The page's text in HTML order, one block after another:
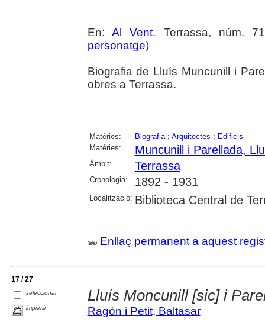
En: Al Vent. Terrassa, núm.
personatge)
Biografia de Lluís Muncunill i
obres a Terrassa.
Matèries: Biografia; Arquitectes ; Edificis
Matèries:
Muncunill i Parellada,
Àmbit: Terrassa
Cronologia: 1892 - 1931
Localització: Biblioteca Central de
Enllaç permanent a aquest
17 / 27
seleccionar
imprimir
Lluís Moncunill [sic] i
Ragón i Petit, Baltasar